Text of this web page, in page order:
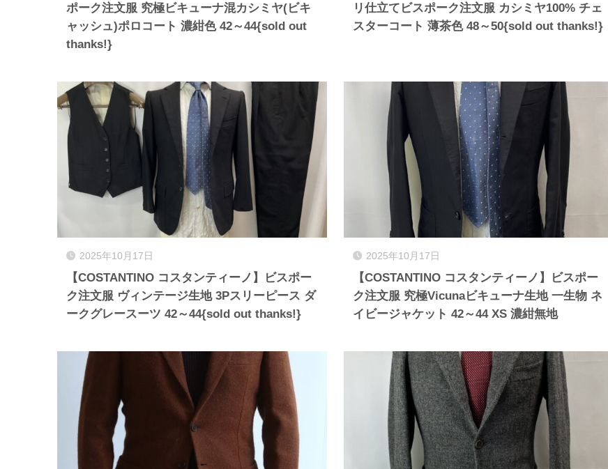
ポーク注文服 究極ビキューナ混カシミヤ(ビキ
ャッシュ)ポロコート 濃紺色 42～44{sold out
thanks!}
リ仕立てビスポーク注文服 カシミヤ100% チェ
スターコート 薄茶色 48～50{sold out thanks!}
2025年10月17日
【COSTANTINO コスタンティーノ】ビスポー
ク注文服 ヴィンテージ生地 3Pスリーピース ダ
ークグレースーツ 42～44{sold out thanks!}
2025年10月17日
【COSTANTINO コスタンティーノ】ビスポー
ク注文服 究極Vicunaビキューナ生地 一生物 ネ
イビージャケット 42～44 XS 濃紺無地